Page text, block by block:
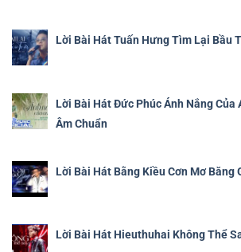
Lời Bài Hát Tuấn Hưng Tìm Lại Bầu
Lời Bài Hát Đức Phúc Ánh Nắng Của
Âm Chuẩn
Lời Bài Hát Bằng Kiều Cơn Mơ Băng
Lời Bài Hát Hieuthuhai Không Thể